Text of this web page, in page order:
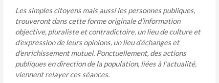
Les simples citoyens mais aussi les personnes publiques,
trouveront dans cette forme originale d’information
objective, pluraliste et contradictoire, un lieu de culture et
d’expression de leurs opinions, un lieu d’échanges et
d’enrichissement mutuel. Ponctuellement, des actions
publiques en direction de la population, liées à l’actualité,
viennent relayer ces séances.